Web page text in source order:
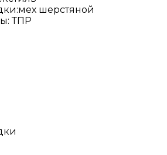
шерстяной
ТПР